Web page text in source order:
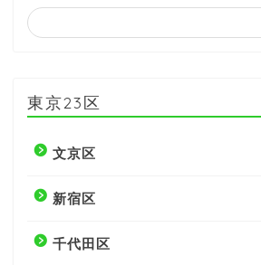
東京23区
文京区
新宿区
千代田区